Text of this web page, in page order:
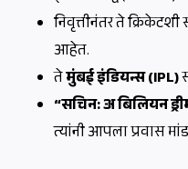
निवृत्तीनंतर ते
आहेत.
तेमुंबई इंडियन्स (IPL)
“सचिन: अ बिलियन
त्यांनी आपला प्रवास